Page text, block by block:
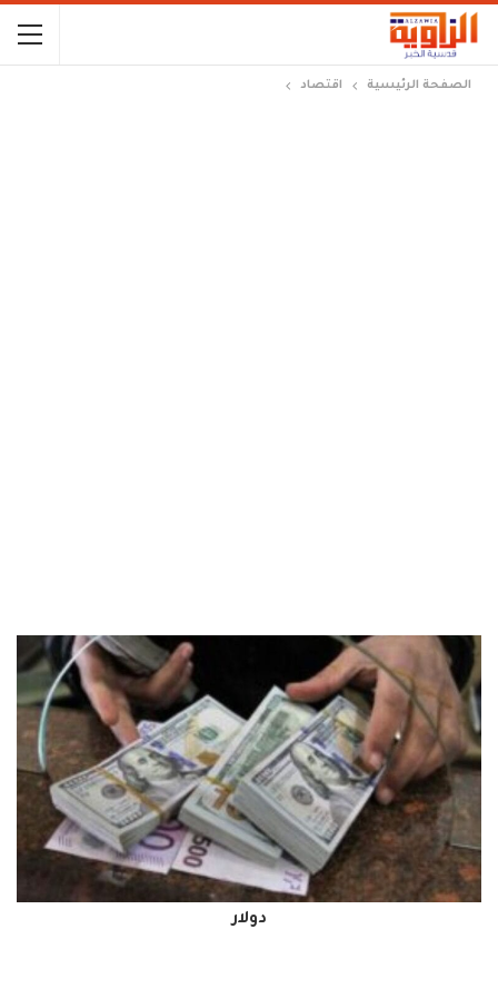
الصفحة الرئيسية اقتصاد
دولار